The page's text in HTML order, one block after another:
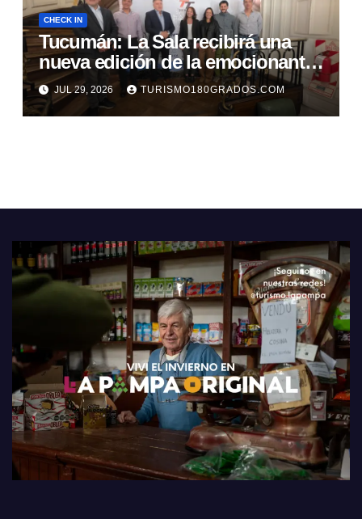
CHECK IN
Tucumán: La Sala recibirá una
nueva edición de la emocionante
Carrera TT
JUL 29, 2026 TURISMO180GRADOS.COM